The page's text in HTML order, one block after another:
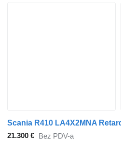
21.300 €
Bez PDV-a